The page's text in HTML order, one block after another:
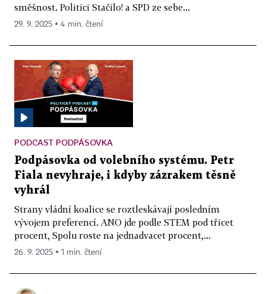
směšnost. Politici Stačilo! a SPD ze sebe...
29. 9. 2025 ▪ 4 min. čtení
PODCAST PODPÁSOVKA
Podpásovka od volebního systému. Petr
Fiala nevyhraje, i kdyby zázrakem těsně
vyhrál
Strany vládní koalice se roztleskávají posledním
vývojem preferencí. ANO jde podle STEM pod třicet
procent, Spolu roste na jednadvacet procent,...
26. 9. 2025 ▪ 1 min. čtení